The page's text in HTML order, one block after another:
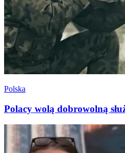
Polska
Polacy wolą dobrowolną